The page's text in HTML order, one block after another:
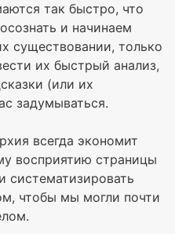
так быстро, что
и начинаем
существовании, только
их быстрый анализ,
(или их
задумываться.
всегда экономит
восприятию страницы
систематизировать
чтобы мы могли почти